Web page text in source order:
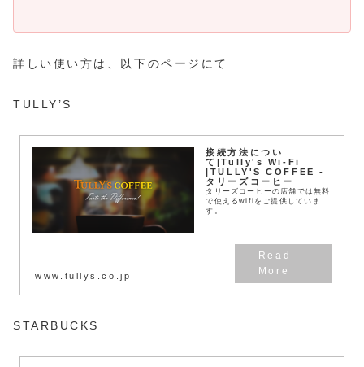
詳しい使い方は、以下のページにて
TULLY’S
接続方法につい
て|Tully's Wi-Fi
|TULLY'S COFFEE -
タリーズコーヒー
タリーズコーヒーの店舗では無料
で使えるwifiをご提供していま
す。
www.tullys.co.jp
STARBUCKS